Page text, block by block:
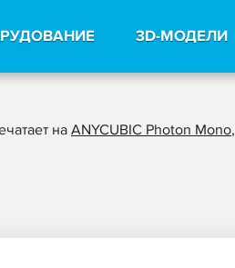
3D-МОДЕЛИ
на ANYCUBIC Photon Mono,